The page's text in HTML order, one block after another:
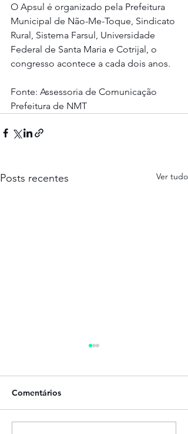
O Apsul é organizado pela Prefeitura
Municipal de Não-Me-Toque, Sindicato
Rural, Sistema Farsul, Universidade
Federal de Santa Maria e Cotrijal, o
congresso acontece a cada dois anos.
Fonte: Assessoria de Comunicação
Prefeitura de NMT
Posts recentes Ver tudo
Comentários